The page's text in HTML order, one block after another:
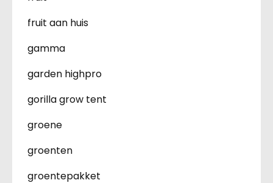
fruit aan huis
gamma
garden highpro
gorilla grow tent
groene
groenten
groentepakket